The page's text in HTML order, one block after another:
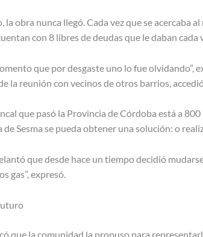
la obra nunca llegó. Cada vez que se acercaba
con 8 libres de deudas que le daban cada
que por desgaste uno lo fue olvidando”,
la reunión con vecinos de otros barrios,
que pasó la Provincia de Córdoba está a
de Sesma se pueda obtener una solución: o
que desde hace un tiempo decidió
gas”, expresó.
que la comunidad la propuso para